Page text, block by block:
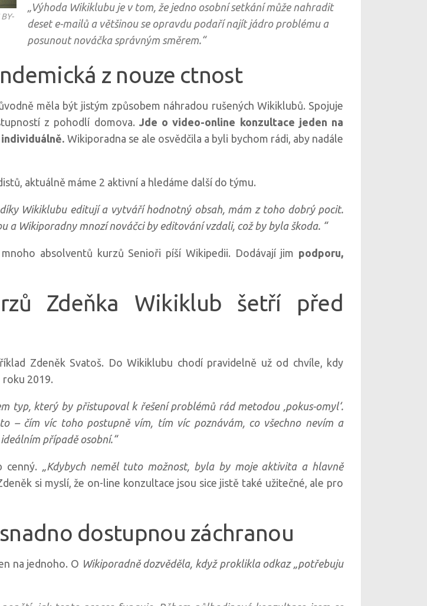
„Výhoda Wikiklubu je v tom, že jedno osobní setkání může nahradit
deset e-mailů a většinou se opravdu podaří najít jádro problému a
posunout nováčka správným směrem.“
z nouze ctnost
měla být jistým způsobem náhradou rušených Wikiklubů. Spojuje
z pohodlí domova. Jde o video-online konzultace jeden na
Wikiporadna se ale osvědčila a byli bychom rádi, aby nadále
aktuálně máme 2 aktivní a hledáme další do týmu.
díky Wikiklubu editují a vytváří hodnotný obsah, mám z toho dobrý pocit.
Wikiporadny mnozí nováčci by editování vzdali, což by byla škoda. “
absolventů kurzů Senioři píší Wikipedii. Dodávají jim podporu,
Zdeňka Wikiklub šetří před
Zdeněk Svatoš. Do Wikiklubu chodí pravidelně už od chvíle, kdy
2019.
typ, který by přistupoval k řešení problémů rád metodou ‚pokus-omyl‘.
– čím víc toho postupně vím, tím víc poznávám, co všechno nevím a
případě osobní.“
cenný.
„Kdybych neměl tuto možnost, byla by moje aktivita a hlavně
si myslí, že on-line konzultace jsou sice jistě také užitečné, ale pro
dostupnou záchranou
na jednoho. O Wikiporadně dozvěděla, když proklikla odkaz „potřebuju